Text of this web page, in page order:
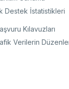
Enstitüsü (UME)
Enstitüsü (KARE)
Destek İstatistikleri
Kılavuzları
Verilerin